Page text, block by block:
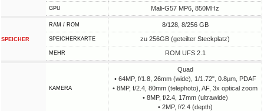
GPU Mali-G57 MP6, 850MHz
SPEICHER
RAM / ROM 8/128, 8/256 GB
SPEICHERKARTE zu 256GB (geteilter Steckplatz)
MEHR ROM UFS 2.1
KAMERA
Quad
• 64MP, f/1.8, 26mm (wide), 1/1.72", 0.8µm, PDAF
• 8MP, f/2.4, 80mm (telephoto), AF, 3x optical zoom
• 8MP, f/2.4, 17mm (ultrawide)
• 2MP, f/2.4 (depth)